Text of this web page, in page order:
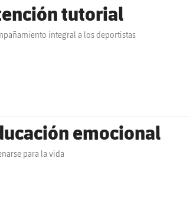
tutorial
integral a los deportistas
emocional
para la vida